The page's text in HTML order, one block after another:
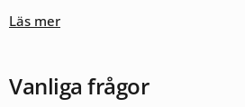
konvertering
för bättre färgtemperatur
sträckor i mörker fyller
Läs mer
Vanliga frågor